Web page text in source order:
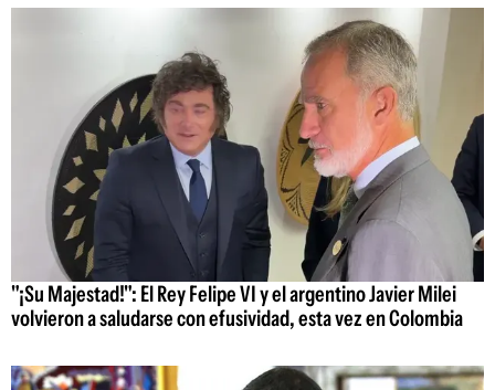
"¡Su Majestad!": El Rey Felipe VI y el argentino Javier Milei
volvieron a saludarse con efusividad, esta vez en Colombia